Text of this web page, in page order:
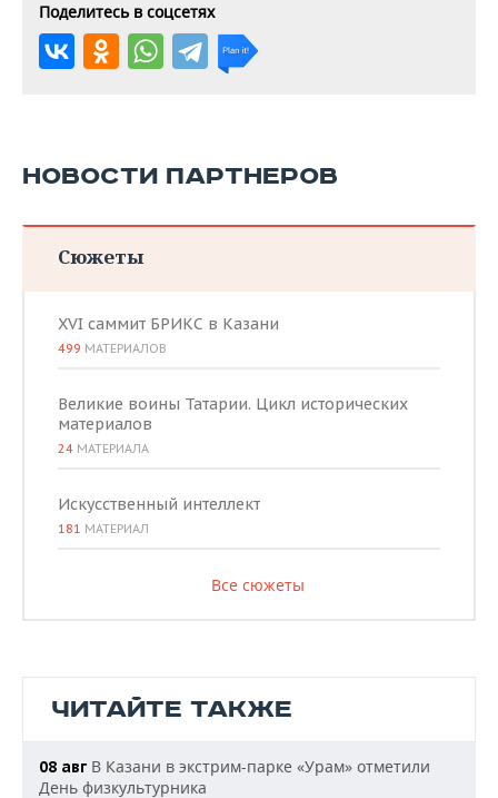
Поделитесь в соцсетях
НОВОСТИ ПАРТНЕРОВ
Сюжеты
XVI саммит БРИКС в Казани
499 МАТЕРИАЛОВ
Великие воины Татарии. Цикл исторических
материалов
24 МАТЕРИАЛА
Искусственный интеллект
181 МАТЕРИАЛ
Все сюжеты
ЧИТАЙТЕ ТАКЖЕ
08 авг В Казани в экстрим-парке «Урам» отметили
День физкультурника